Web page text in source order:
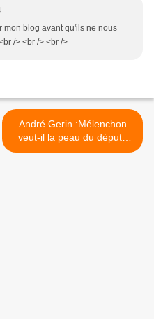
mon blog avant qu'ils ne nous
/> <br /> <br />
André Gerin :Mélenchon
veut-il la peau du député
communiste que je suis ? >